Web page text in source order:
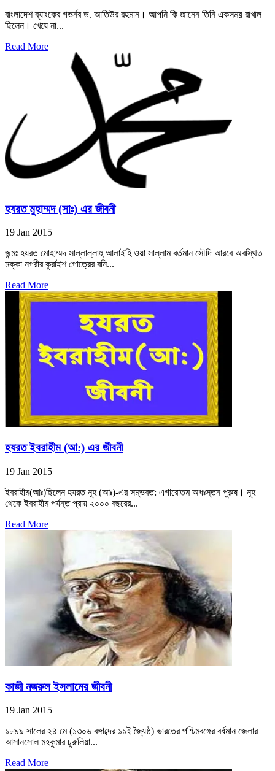
বাংলাদেশ ব্যাংকের গভর্নর ড. আতিউর রহমান। আপনি কি জানেন তিনি একসময় রাখাল
ছিলেন। খেয়ে না...
Read More
হযরত মুহাম্মদ (সাঃ) এর জীবনী
19 Jan 2015
জন্মঃ হযরত মোহাম্মদ সাল্লাল্লাহু আলাইহি ওয়া সাল্লাম বর্তমান সৌদি আরবে অবস্থিত
মক্কা নগরীর কুরাইশ গোত্রের বনি...
Read More
হযরত ইবরাহীম (আ:) এর জীবনী
19 Jan 2015
ইবরাহীম(আঃ)ছিলেন হযরত নূহ (আঃ)-এর সম্ভবত: এগারোতম অধঃস্তন পুরুষ। নূহ
থেকে ইবরাহীম পর্যন্ত প্রায় ২০০০ বছরের...
Read More
কাজী নজরুল ইসলামের জীবনী
19 Jan 2015
১৮৯৯ সালের ২৪ মে (১৩০৬ বঙ্গাব্দের ১১ই জ্যৈষ্ঠ) ভারতের পশ্চিমবঙ্গের বর্ধমান জেলার
আসানসোল মহকুমার চুরুলিয়া...
Read More